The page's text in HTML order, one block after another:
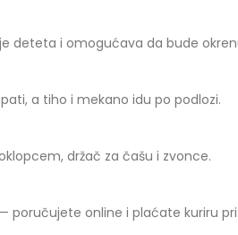
deteta i omogućava da bude
a tiho i mekano idu po podlozi.
držač za čašu i zvonce.
poručujete online i plaćate kuriru